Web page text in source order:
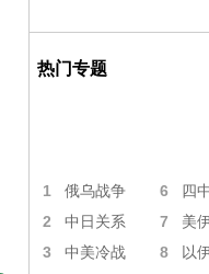
热门专题
1 俄乌战争 6 四
2 中日关系 7 美
3 中美冷战 8 以